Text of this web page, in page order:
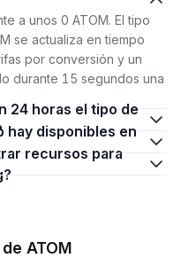
a unos 0 ATOM. El tipo
se actualiza en tiempo
por conversión y un
durante 15 segundos una
ATOM